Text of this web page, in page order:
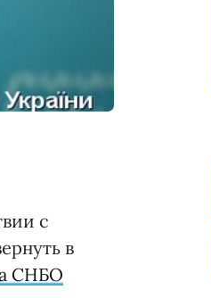
с
в
СНБО